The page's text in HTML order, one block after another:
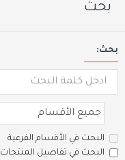
بحث
بحث:
البحث في الأقسام الفرعية
البحث في تفاصيل المنتجات